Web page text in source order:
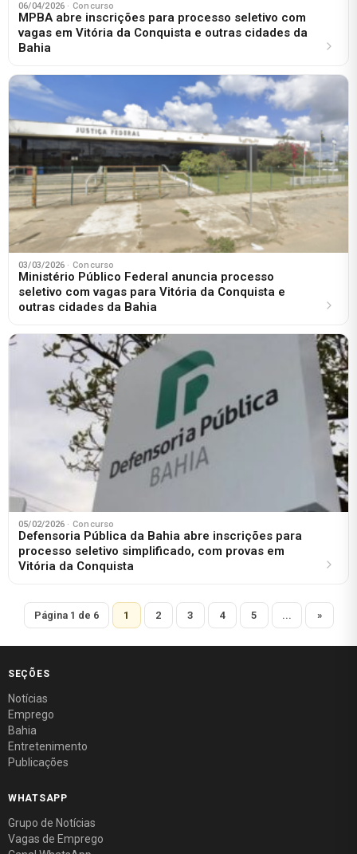
06/04/2026 · Concurso
MPBA abre inscrições para processo seletivo com
vagas em Vitória da Conquista e outras cidades da
Bahia
03/03/2026 · Concurso
Ministério Público Federal anuncia processo
seletivo com vagas para Vitória da Conquista e
outras cidades da Bahia
05/02/2026 · Concurso
Defensoria Pública da Bahia abre inscrições para
processo seletivo simplificado, com provas em
Vitória da Conquista
Página 1 de 6 1 2 3 4 5 ... »
SEÇÕES
Notícias
Emprego
Bahia
Entretenimento
Publicações
WHATSAPP
Grupo de Notícias
Vagas de Emprego